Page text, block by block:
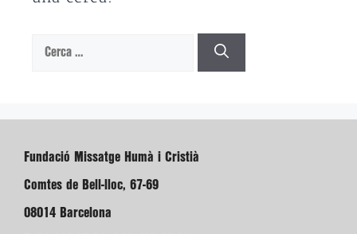
Cerca:
Fundació Missatge Humà i Cristià
Comtes de Bell-lloc, 67-69
08014 Barcelona